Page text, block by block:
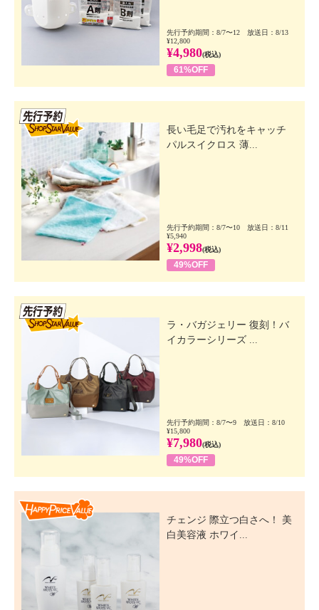
先行予約期間：8/7〜12 放送日：8/13
¥12,800
¥4,980(税込)
61%OFF
長い毛足で汚れをキャッチ
パルスイクロス 薄...
先行予約期間：8/7〜10 放送日：8/11
¥5,940
¥2,998(税込)
49%OFF
ラ・バガジェリー 復刻！バ
イカラーシリーズ ...
先行予約期間：8/7〜9 放送日：8/10
¥15,800
¥7,980(税込)
49%OFF
チェンジ 際立つ白さへ！ 美
白美容液 ホワイ...